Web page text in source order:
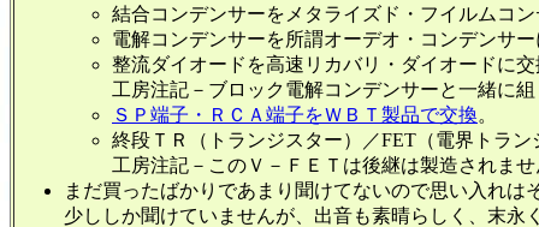
結合コンデンサーをメタライズド・フイルムコ
電解コンデンサーを所謂オーデオ・コンデンサ
整流ダイオードを高速リカバリ・ダイオードに
工房注記－ブロック電解コンデンサーと一緒に
ＳＰ端子・ＲＣＡ端子をＷＢＴ製品で交換。
終段ＴＲ（トランジスター）／FET（電界トラ
工房注記－このＶ－ＦＥＴは後継は製造されま
まだ買ったばかりであまり聞けてないので思い入れ
少ししか聞けていませんが、出音も素晴らしく、末永